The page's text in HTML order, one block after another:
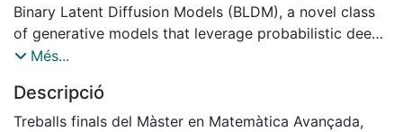
Binary Latent Diffusion Models (BLDM), a novel class
of generative models that leverage probabilistic deep
latent variable models and diffusion processes to
delves into probability theory, generative models, and
latent space representations, with a focus on
Més...
Descripció
Treballs finals del Màster en Matemàtica Avançada,